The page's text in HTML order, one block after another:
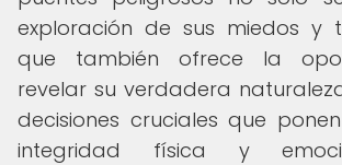
exploración de sus miedos y
que también ofrece la
revelar su verdadera
decisiones cruciales que
integridad física y